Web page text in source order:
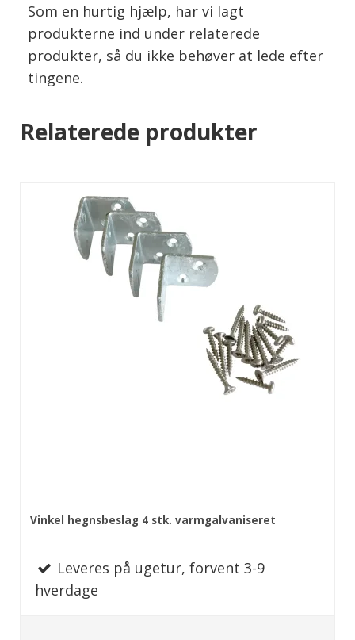
Som en hurtig hjælp, har vi lagt
produkterne ind under relaterede
produkter, så du ikke behøver at lede efter
tingene.
Relaterede produkter
Vinkel hegnsbeslag 4 stk. varmgalvaniseret
Leveres på ugetur, forvent 3-9
hverdage